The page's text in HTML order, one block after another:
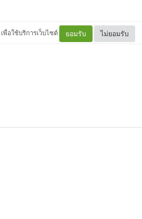
เพื่อใช้บริการเว็บไซต์ ยอมรับ ไม่ยอมรับ